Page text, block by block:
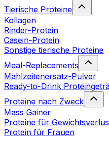
Tierische Proteine
Kollagen
Rinder-Protein
Casein-Protein
Sonstige tierische Proteine
Meal-Replacements
Mahlzeitenersatz-Pulver
Ready-to-Drink
Proteine nach Zweck
Mass Gainer
Proteine für
Protein für Frauen